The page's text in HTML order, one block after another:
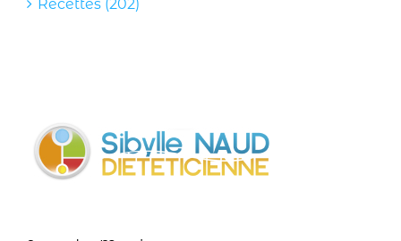
Recettes (202)